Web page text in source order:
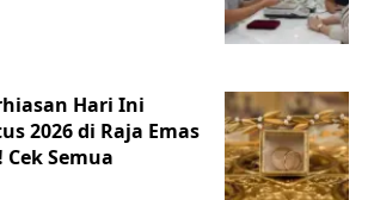
Hari Ini
2026 di Raja Emas
Semua